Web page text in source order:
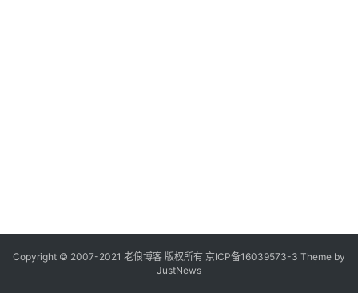
Copyright © 2007-2021 老俍博客 版权所有 京ICP备16039573-3 Theme by
JustNews